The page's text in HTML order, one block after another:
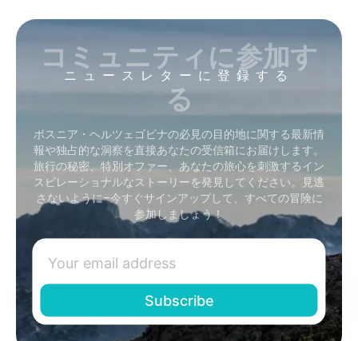
ニュースレターに登録する
コミュニティに参加す
る
ボスニア・ヘルツェゴビナの必見の目的地に関する最新情
報や独占的な洞察を直接あなたの受信箱にお届けします。
旅行の秘密、特別オファー、あなたの旅心を刺激するイン
スピレーショナルなストーリーを発見してください。見逃
さないように–今すぐサインアップして、すべての冒険に
参加しましょう！